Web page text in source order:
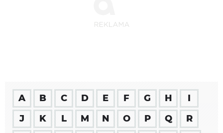
A B C D E F G H
I
J
K L M N O P Q
R